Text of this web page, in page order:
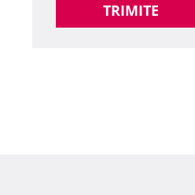
TRIMITE